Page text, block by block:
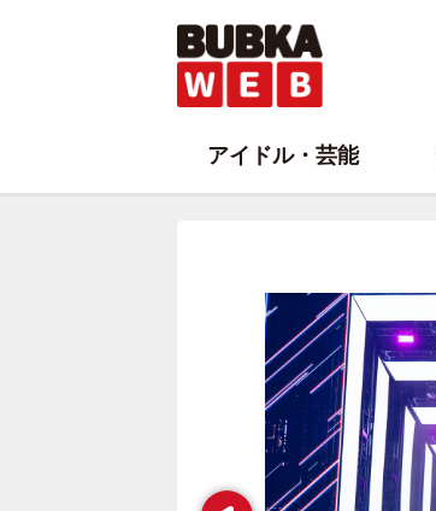
アイドル・芸能